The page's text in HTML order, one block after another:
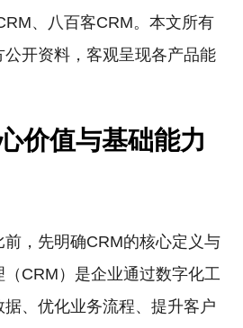
、八百客CRM。本文所有
开资料，客观呈现各产品能
价值与基础能力
，先明确CRM的核心定义与
CRM）是企业通过数字化工
、优化业务流程、提升客户